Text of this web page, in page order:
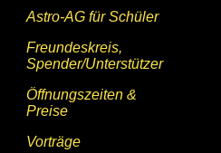
Astro-AG für Schüler
Freundeskreis,
Spender/Unterstützer
Öffnungszeiten &
Preise
Vorträge